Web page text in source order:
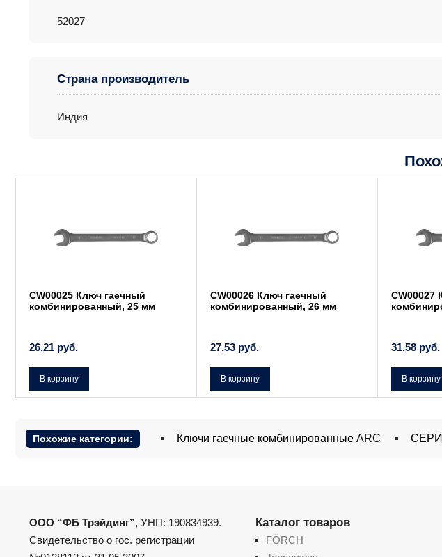
52027
Страна производитель
Индия
CW00025 Ключ гаечный
комбинированный, 25 мм
26,21 руб.
В корзину
CW00026 Ключ гаечный
комбинированный, 26 мм
27,53 руб.
В корзину
CW00027
31,58 руб.
В корзину
Похожие категории: Ключи гаечные комбинированные ARC
ООО “ФБ Трэйдинг”, УНП: 190834939.
Свидетельство о гос. регистрации
Каталог товаров
FÖRCH